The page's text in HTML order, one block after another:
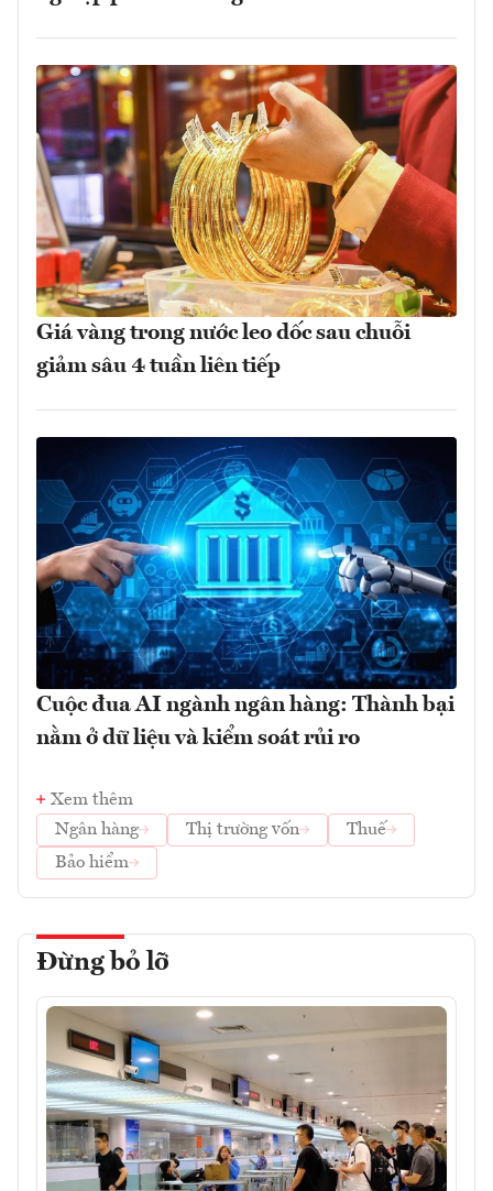
Giá vàng trong nước leo dốc sau chuỗi
giảm sâu 4 tuần liên tiếp
Cuộc đua AI ngành ngân hàng: Thành bại
nằm ở dữ liệu và kiểm soát rủi ro
Xem thêm
Ngân hàng
Thị trường vốn
Thuế
Bảo hiểm
Đừng bỏ lỡ